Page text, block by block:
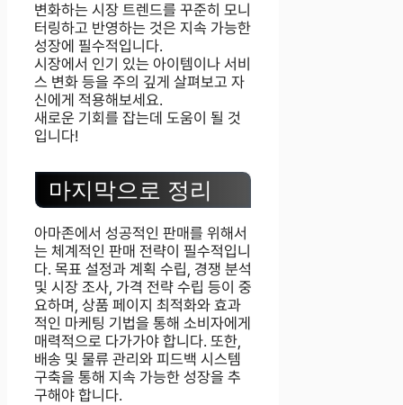
변화하는 시장 트렌드를 꾸준히 모니
터링하고 반영하는 것은 지속 가능한
성장에 필수적입니다.
시장에서 인기 있는 아이템이나 서비
스 변화 등을 주의 깊게 살펴보고 자
신에게 적용해보세요.
새로운 기회를 잡는데 도움이 될 것
입니다!
마지막으로 정리
아마존에서 성공적인 판매를 위해서
는 체계적인 판매 전략이 필수적입니
다. 목표 설정과 계획 수립, 경쟁 분석
및 시장 조사, 가격 전략 수립 등이 중
요하며, 상품 페이지 최적화와 효과
적인 마케팅 기법을 통해 소비자에게
매력적으로 다가가야 합니다. 또한,
배송 및 물류 관리와 피드백 시스템
구축을 통해 지속 가능한 성장을 추
구해야 합니다.